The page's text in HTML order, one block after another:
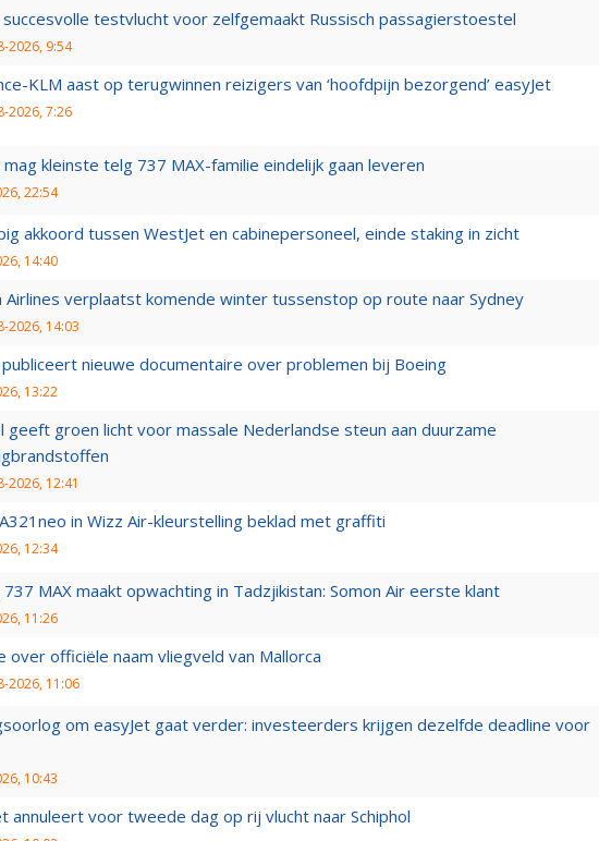
testvlucht voor zelfgemaakt Russisch passagierstoestel
2026, 9:54
KLM aast op terugwinnen reizigers van ‘hoofdpijn bezorgend’ easyJet
2026, 7:26
mag kleinste telg 737 MAX-familie eindelijk gaan leveren
22:54
akkoord tussen WestJet en cabinepersoneel, einde staking in zicht
14:40
Airlines verplaatst komende winter tussenstop op route naar Sydney
2026, 14:03
nieuwe documentaire over problemen bij Boeing
13:22
geeft groen licht voor massale Nederlandse steun aan duurzame
2026, 12:41
in Wizz Air-kleurstelling beklad met graffiti
12:34
737 MAX maakt opwachting in Tadzjikistan: Somon Air eerste klant
11:26
over officiële naam vliegveld van Mallorca
2026, 11:06
om easyJet gaat verder: investeerders krijgen dezelfde deadline voor
10:43
annuleert voor tweede dag op rij vlucht naar Schiphol